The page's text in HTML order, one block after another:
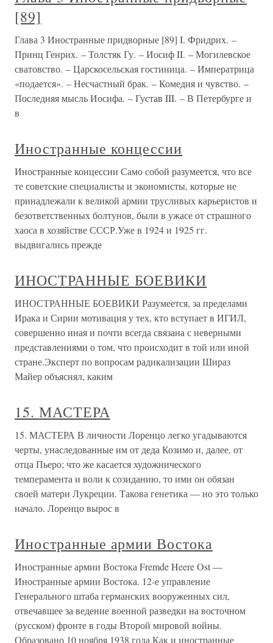
[89]
Глава 3 Иностранные придворные [89] I. Фридрих. –
Принц Генрих. – Толстяк Гу. – Иосиф II. – Могилевское
сватовство. – Царскосельская гостиница. – Императрица
«подается». – Несчастный брак. – Комедия и чувство. –
Последняя мысль Иосифа. – Густав III. – В Петербурге и
в
Иностранные концессии
Иностранные концессии Само собой разумеется, что все
те советские специалисты и экономисты, которые не
принадлежали к великой армии трусливых карьеристов и
безответственных болтунов, были в ужасе от страшного
хаоса в хозяйстве СССР.Уже в 1924 и 1925 гг.
выдвигались прежде
ИНОСТРАННЫЕ БОЕВИКИ
ИНОСТРАННЫЕ БОЕВИКИ Разумеется, за пределами
Ирака и Сирии мотивация у тех, кто вступает в ИГИЛ,
совершенно иная и почти всегда связана с неверными
представлениями о том, что происходит в той или иной
стране.Эксперт по вопросам радикализации Шираз
Майер объяснял, каким
15. МАСТЕРА
15. МАСТЕРА В личности Лоренцо легко угадываются
черты, унаследованные им от деда Козимо и, далее, от
отца Пьеро; что же касается художнического
темперамента и воли к созиданию, то ими он обязан
своей матери Лукреции. Такова генетика — но это только
начало. Лоренцо вырос в
Иностранные армии Востока
Иностранные армии Востока Fremde Heere Ost —
Иностранные армии Востока. 12-е управление
Генерального штаба германских вооруженных сил,
отвечавшее за ведение военной разведки на восточном
(русском) фронте в годы Второй мировой войны.
Образовано 10 ноября 1938 года.Как и иностранные